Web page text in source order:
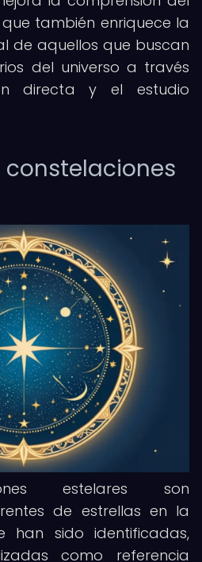
también enriquece la
de aquellos que buscan
del universo a través
directa y el estudio
constelaciones
estelares son
de estrellas en la
han sido identificadas,
como referencia